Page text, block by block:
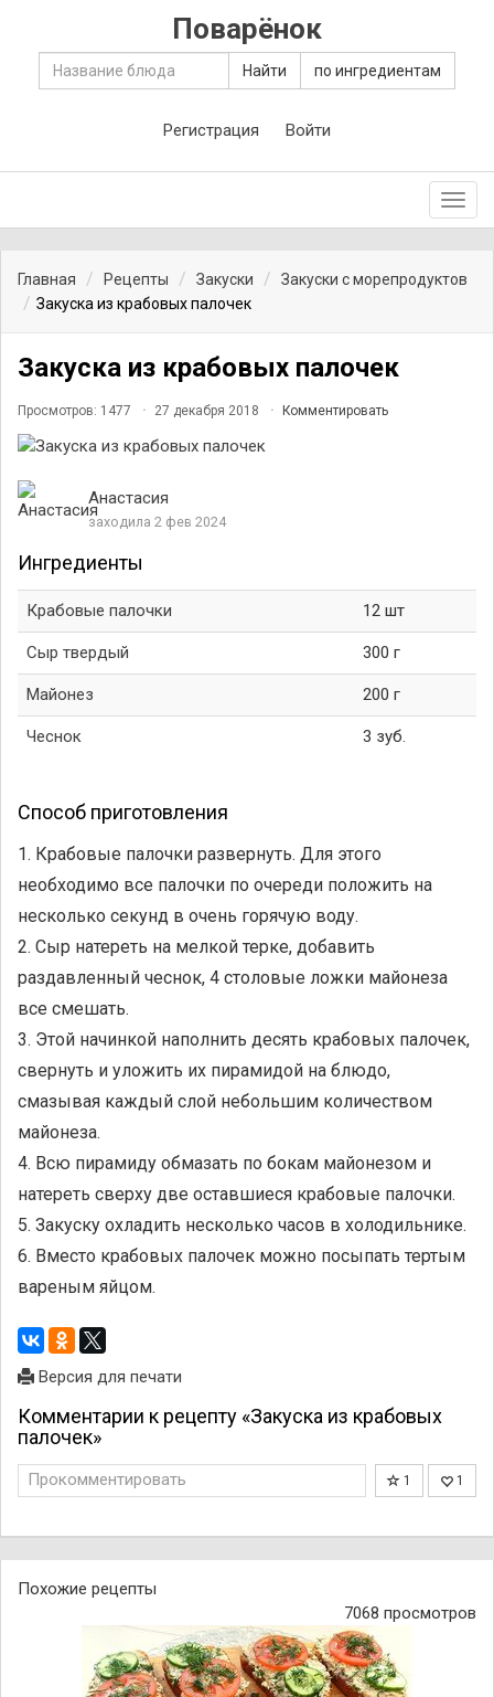
Поварёнок
Найти по ингредиентам
Регистрация Войти
Главная Рецепты Закуски
Закуски с морепродуктов
Закуска из крабовых палочек
Закуска из крабовых палочек
Просмотров: 1477 27 декабря 2018 Комментировать
Анастасия
заходила 2 фев 2024
Ингредиенты
Крабовые палочки 12 шт
Сыр твердый 300 г
Майонез 200 г
Чеснок 3 зуб.
Способ приготовления
1. Крабовые палочки развернуть. Для этого
необходимо все палочки по очереди положить на
несколько секунд в очень горячую воду.
2. Сыр натереть на мелкой терке, добавить
раздавленный чеснок, 4 столовые ложки майонеза
все смешать.
3. Этой начинкой наполнить десять крабовых палочек,
свернуть и уложить их пирамидой на блюдо,
смазывая каждый слой небольшим количеством
майонеза.
4. Всю пирамиду обмазать по бокам майонезом и
натереть сверху две оставшиеся крабовые палочки.
5. Закуску охладить несколько часов в холодильнике.
6. Вместо крабовых палочек можно посыпать тертым
вареным яйцом.
Версия для печати
Комментарии к рецепту «Закуска из крабовых
палочек»
1 1
Прокомментировать
Похожие рецепты
7068 просмотров